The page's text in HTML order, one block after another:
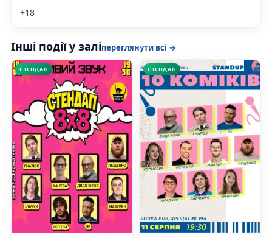
+18
Інші події у заліпереглянути всі →
СТЕНДАП СТЕНДАП